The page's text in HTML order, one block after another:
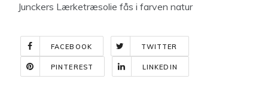
Junckers Lærketræsolie fås i farven natur
FACEBOOK TWITTER
PINTEREST LINKEDIN